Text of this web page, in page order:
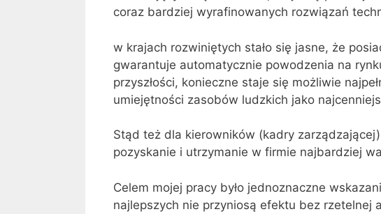
coraz bardziej wyrafinowanych rozwiązań
w krajach rozwiniętych stało się jasne, że
gwarantuje automatycznie powodzenia na
przyszłości, konieczne staje się możliwie
umiejętności zasobów ludzkich jako
Stąd też dla kierowników (kadry
pozyskanie i utrzymanie w firmie najbardziej
Celem mojej pracy było jednoznaczne
najlepszych nie przyniosą efektu bez rzetelnej